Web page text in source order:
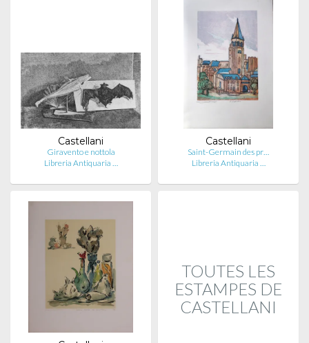
Castellani
Giravento e nottola
Libreria Antiquaria …
Castellani
Saint-Germain des pr…
Libreria Antiquaria …
TOUTES LES
ESTAMPES DE
CASTELLANI